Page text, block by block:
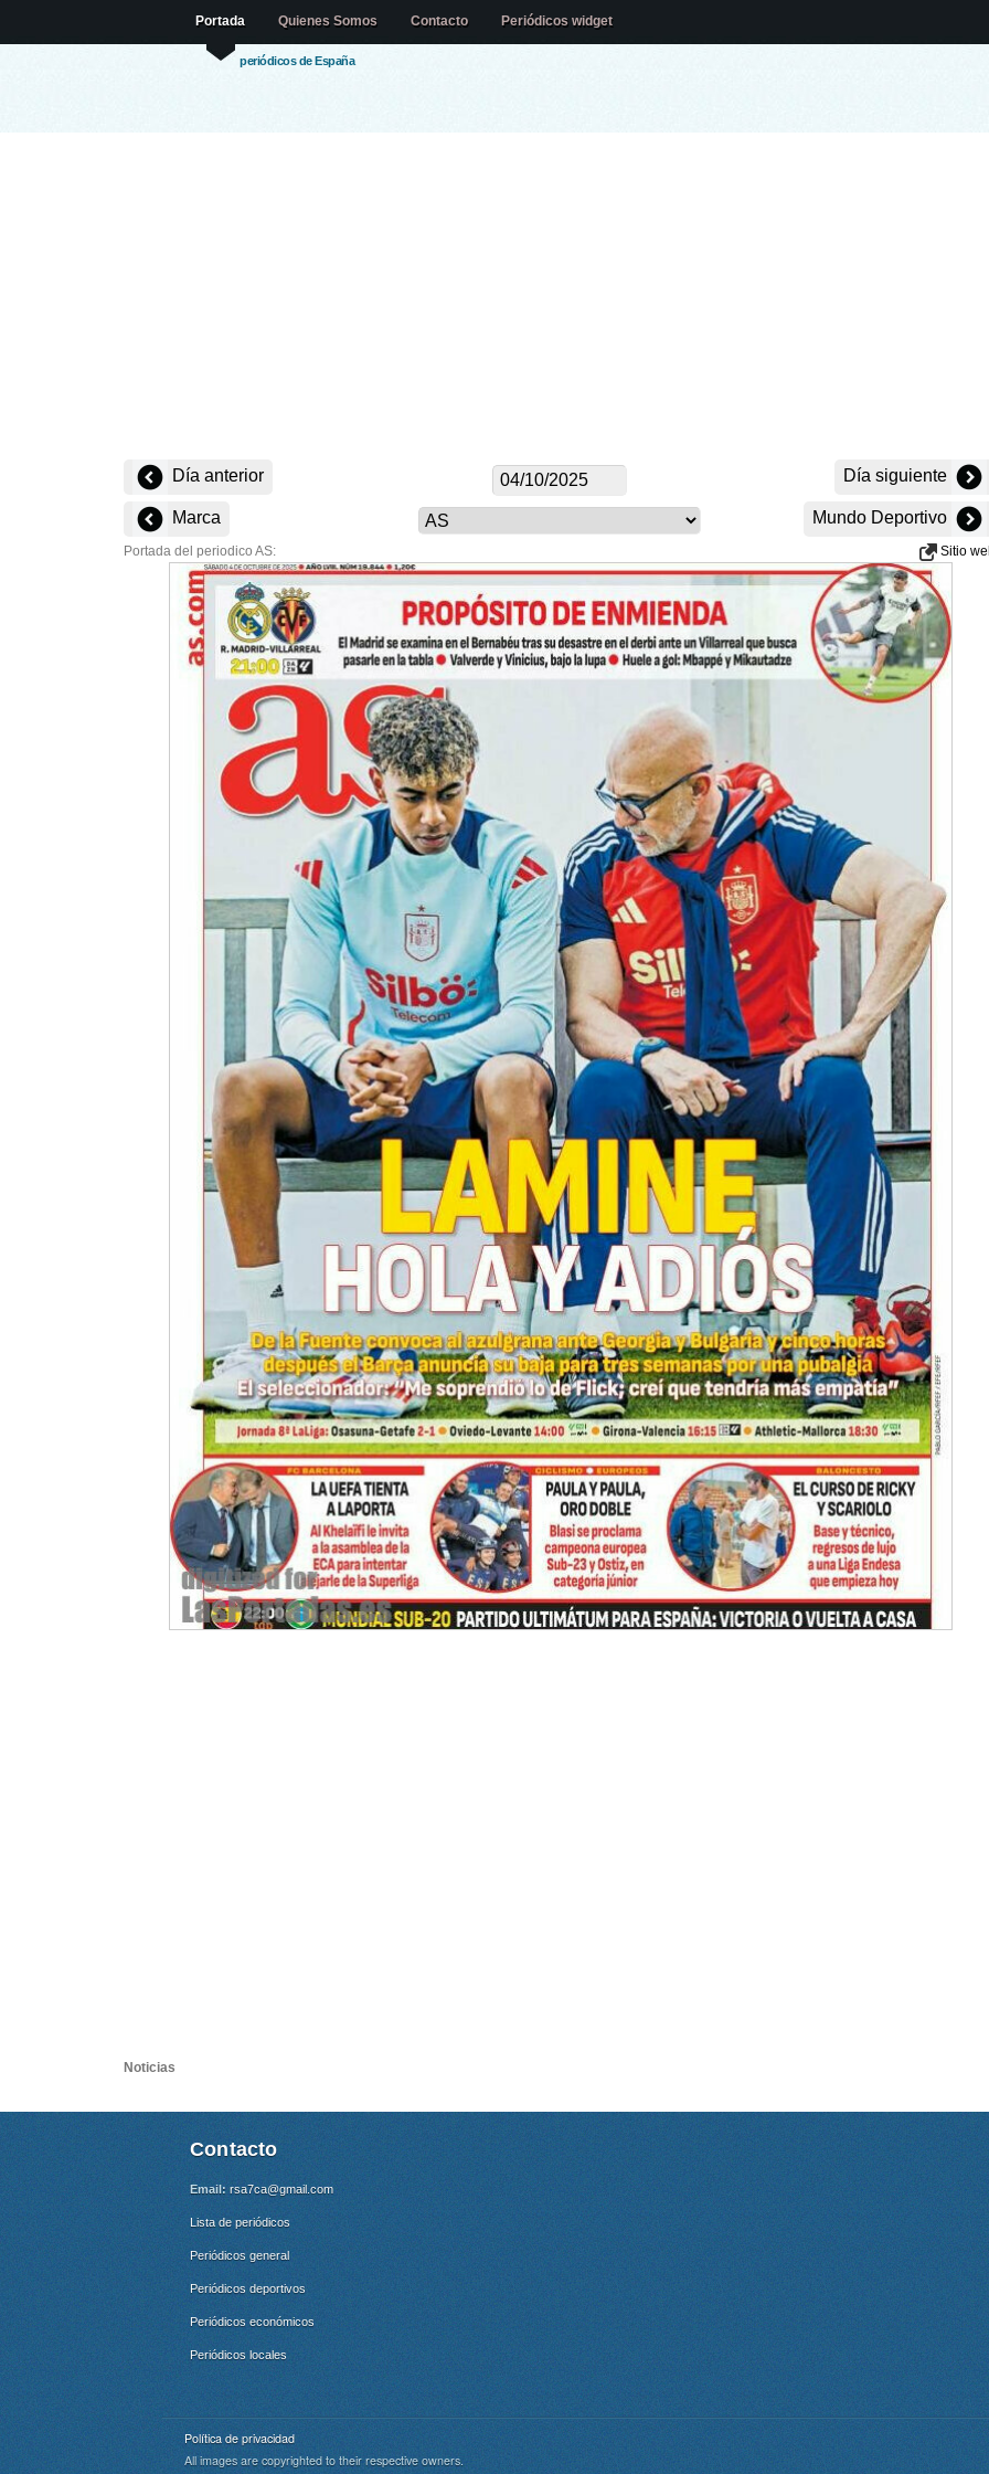
periódicos de España
Portada Quienes Somos Contacto Periódicos widget
Día anterior Día siguiente
Marca Mundo Deportivo
Portada del periodico AS: Sitio
Noticias
Contacto
Email: rsa7ca@gmail.com
Lista de periódicos
Periódicos general
Periódicos deportivos
Periódicos económicos
Periódicos locales
Política de privacidad
All images are copyrighted to their respective owners.